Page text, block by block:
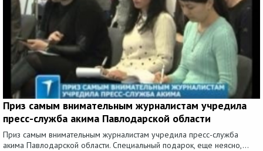
Приз самым внимательным журналистам учредила
пресс-служба акима Павлодарской области
Приз самым внимательным журналистам учредила пресс-служба
акима Павлодарской области. Специальный подарок, еще неясно,...